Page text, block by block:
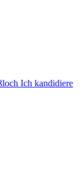
Ich kandidiere